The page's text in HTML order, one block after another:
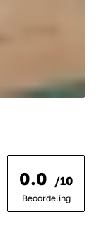
0.0 /10
Beoordeling